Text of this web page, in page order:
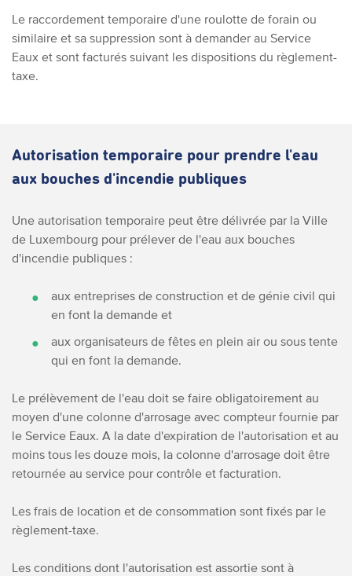
Le raccordement temporaire d'une roulotte de forain ou
similaire et sa suppression sont à demander au Service
Eaux et sont facturés suivant les dispositions du règlement-
taxe.
Autorisation temporaire pour prendre l'eau
aux bouches d'incendie publiques
Une autorisation temporaire peut être délivrée par la Ville
de Luxembourg pour prélever de l'eau aux bouches
d'incendie publiques :
aux entreprises de construction et de génie civil qui
en font la demande et
aux organisateurs de fêtes en plein air ou sous tente
qui en font la demande.
Le prélèvement de l'eau doit se faire obligatoirement au
moyen d'une colonne d'arrosage avec compteur fournie par
le Service Eaux. A la date d'expiration de l'autorisation et au
moins tous les douze mois, la colonne d'arrosage doit être
retournée au service pour contrôle et facturation.
Les frais de location et de consommation sont fixés par le
règlement-taxe.
Les conditions dont l'autorisation est assortie sont à